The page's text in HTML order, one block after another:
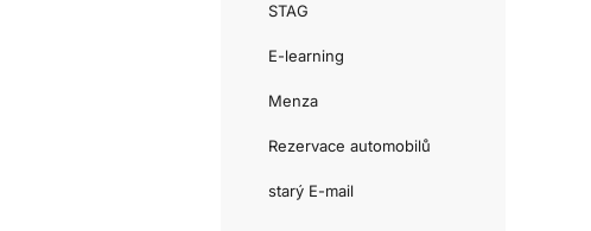
STAG
E-learning
Menza
Rezervace automobilů
starý E-mail